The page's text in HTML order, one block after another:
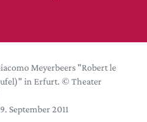
Meyerbeers "Robert le
in Erfurt. © Theater
September 2011